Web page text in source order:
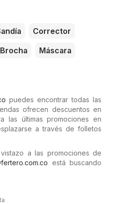
Corrector
Brocha Máscara
puedes encontrar todas las
ofrecen descuentos en
las últimas promociones en
a través de folletos
a las promociones de
está buscando